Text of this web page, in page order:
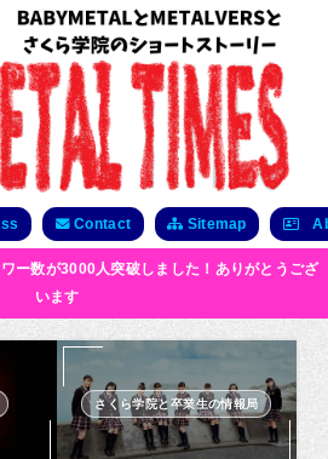
Contact Sitemap
ー数が3000人突破しました！ありがとうござ
います
さくら学院と卒業生の情報局